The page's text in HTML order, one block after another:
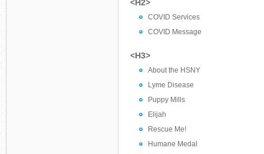
<H2>
COVID Services
COVID Message
<H3>
About the HSNY
Lyme Disease
Puppy Mills
Elijah
Rescue Me!
Humane Medal